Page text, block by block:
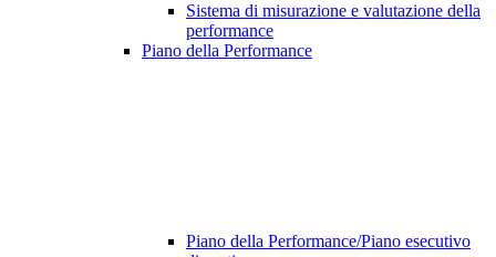
Sistema di misurazione e valutazione della
performance
Piano della Performance
Piano della Performance/Piano esecutivo